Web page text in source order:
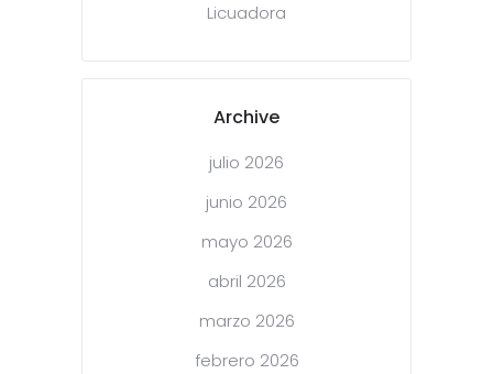
Licuadora
Archive
julio 2026
junio 2026
mayo 2026
abril 2026
marzo 2026
febrero 2026